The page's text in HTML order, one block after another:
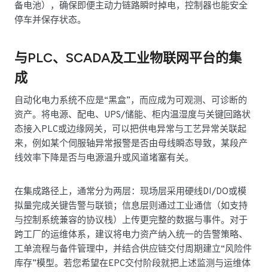
备电池），确保即便主动力链路瞬时掉电，控制器也能安全
停车并保存状态。
与PLC、SCADA及工业物联网平台的集
成
自动化电力系统不应是“黑盒”，而应成为可观测、可诊断的
资产。将电源、配电、UPS/储能、柜内温湿度与关键回路状
态接入PLC或边缘网关，可以把供电异常与工艺异常关联起
来，例如某个伺服轴异常报警是否由母线瞬态导致，某段产
线效率下降是否与电源温升或风道堵塞有关。
在集成路径上，通常分为两层：现场层采用硬线DI/DO或模
拟量完成关键告警与联锁；信息层则通过工业通信（如支持
与控制系统兼容的协议栈）上传更完整的数据与事件。对于
跨工厂的运维体系，建议将电力资产纳入统一的告警策略、
工单流程与备件管理中，并结合供应链交付周期建立“风险件
库存”模型。若您希望在EPC交付阶段就把上述监测与运维体